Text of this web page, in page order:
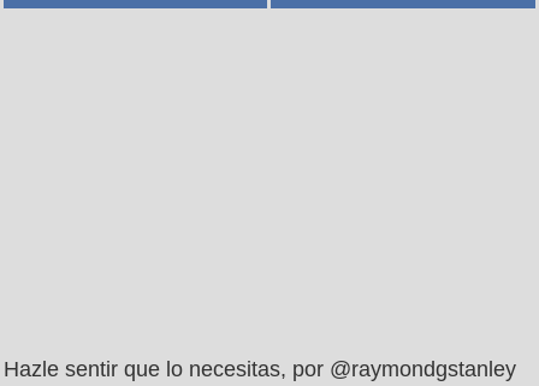
Hazle sentir que lo necesitas, por @raymondgstanley